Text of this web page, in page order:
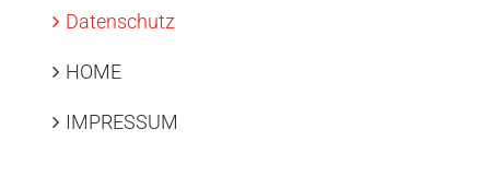
Datenschutz
HOME
IMPRESSUM